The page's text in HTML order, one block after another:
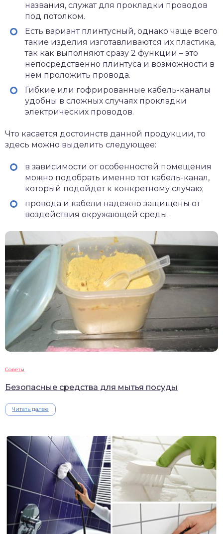
названия, служат для прокладки проводов
под потолком.
Есть вариант плинтусный, однако чаще всего
такие изделия изготавливаются их пластика,
так как выполняют сразу 2 функции – это
непосредственно плинтуса и возможности в
нем проложить провода.
Гибкие или гофрированные кабель-каналы
удобны в сложных случаях прокладки
электрических проводов.
Что касается достоинств данной продукции, то
здесь можно выделить следующее:
в зависимости от особенностей помещения
можно подобрать именно тот кабель-канал,
который подойдет к конкретному случаю;
провода и кабели надежно защищены от
воздействия окружающей среды.
Советы
Безопасные средства для мытья посуды
Читать далее